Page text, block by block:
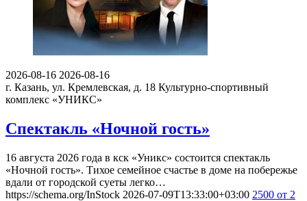
2026-08-16 2026-08-16
г. Казань, ул. Кремлевская, д. 18 Культурно-спортивный
комплекс «УНИКС»
Спектакль «Ночной гость»
16 августа 2026 года в кск «Уникс» состоится спектакль
«Ночной гость». Тихое семейное счастье в доме на побережье
вдали от городской суеты легко…
https://schema.org/InStock 2026-07-09T13:33:00+03:00 2500 от 2